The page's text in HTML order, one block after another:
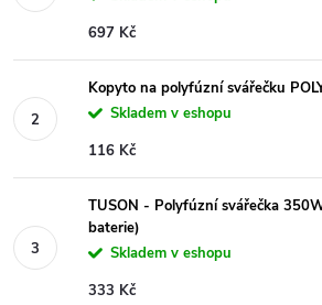
697 Kč
Kopyto na polyfúzní svářečku
Skladem v eshopu
116 Kč
TUSON - Polyfúzní svářečka
baterie)
Skladem v eshopu
333 Kč